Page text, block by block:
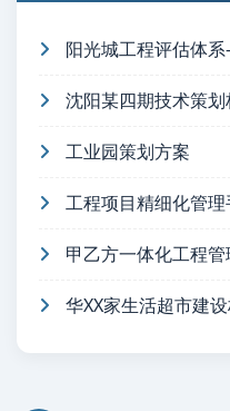
阳光城工程评估体
沈阳某四期技术策
工业园策划方案
工程项目精细化管
甲乙方一体化工程
华XX家生活超市建